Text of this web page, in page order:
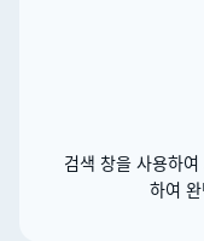
검색 창을 사용하
하여